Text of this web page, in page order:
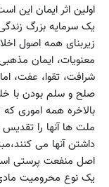
اولین اثر ایمان این
یک سرمایه بزرگ
زیربنای همه اصول
معنویات، ایمان
شرافت، تقوا، عفت،
صلح و سلم بودن با
بالاخره همه اموری
ملت ها آنها را
داشتن آنها می
اصل منفعت پرستی
یک نوع محرومیت